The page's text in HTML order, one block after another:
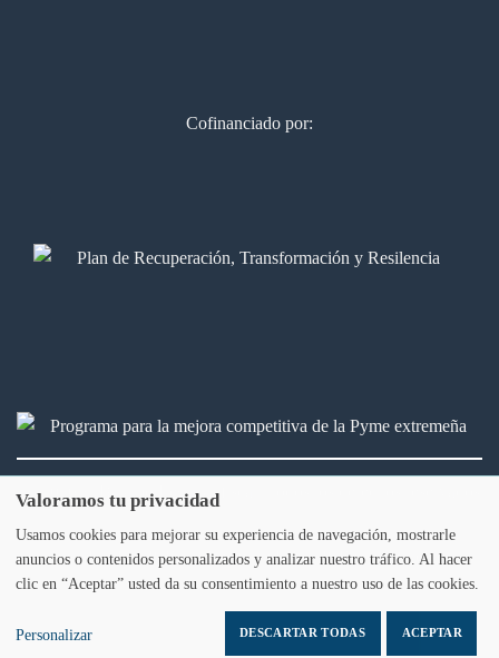
Cofinanciado por:
2026 © Bálamo Legal & fiscal. Todos los derechos reservados
Aviso legal Política de privacidad Política de Cookies
Valoramos tu privacidad
Usamos cookies para mejorar su experiencia de navegación, mostrarle
anuncios o contenidos personalizados y analizar nuestro tráfico. Al hacer
clic en “Aceptar” usted da su consentimiento a nuestro uso de las cookies.
Personalizar DESCARTAR TODAS ACEPTAR